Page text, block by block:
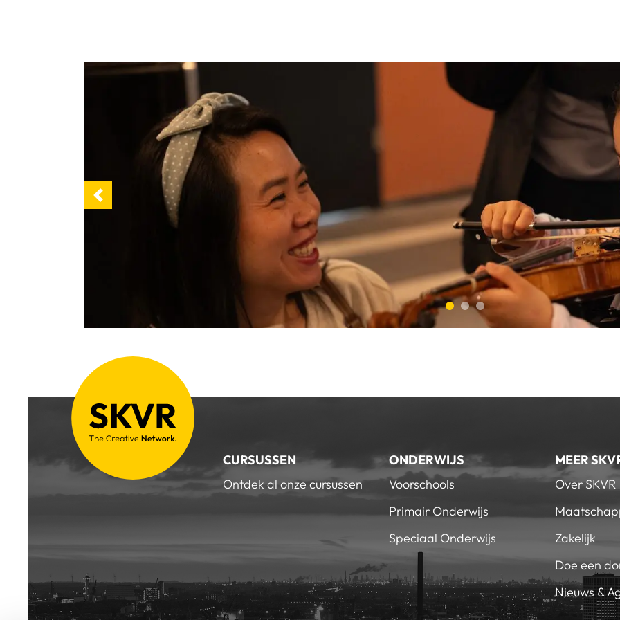
Previous
CURSUSSEN
Ontdek al onze cursussen
ONDERWIJS
Voorschools
Primair Onderwijs
Speciaal Onderwijs
MEER
Over SKVR
Zakelijk
Doe een
Nieuws &